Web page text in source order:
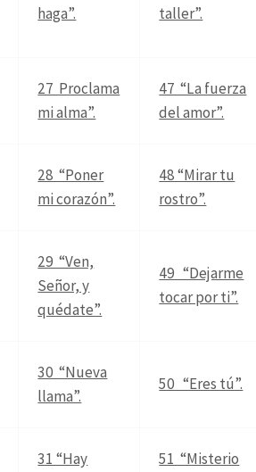
haga”.
taller”.
27 Proclama
mi alma”.
47 “La fuerza
del amor”.
28 “Poner
mi corazón”.
48 “Mirar tu
rostro”.
29 “Ven,
Señor, y
quédate”.
49 “Dejarme
tocar por ti”.
30 “Nueva
llama”.
50 “Eres tú”.
31 “Hay
51 “Misterio